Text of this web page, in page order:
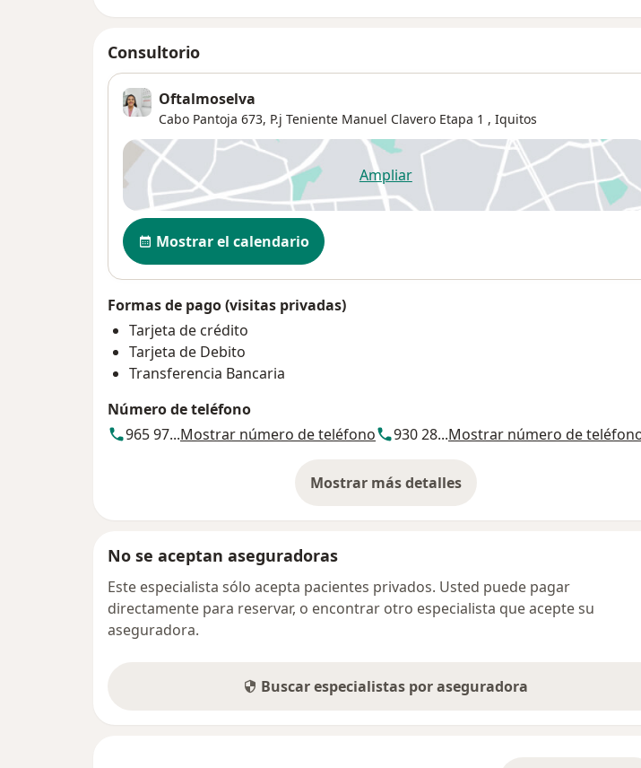
Consultorio
Oftalmoselva
Cabo Pantoja 673, P.j Teniente Manuel Clavero Etapa 1 , Iquitos
Ampliarse abre en una nueva pestaña
Disponibilidad
Mostrar el calendario
Formas de pago (visitas privadas)
Tarjeta de crédito
Tarjeta de Debito
Transferencia Bancaria
Número de teléfono
965 97...Mostrar número de teléfono 930 28...Mostrar número de
Mostrar más detalles
sobre la dirección
No se aceptan aseguradoras
Este especialista sólo acepta pacientes privados. Usted puede pagar
directamente para reservar, o encontrar otro especialista que acepte su
aseguradora.
Buscar especialistas por aseguradora